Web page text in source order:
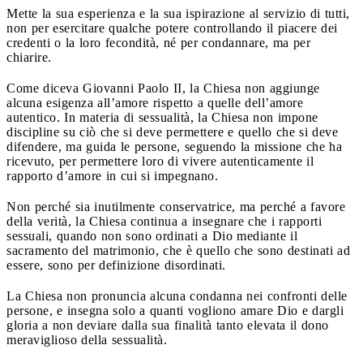
Mette la sua esperienza e la sua ispirazione al servizio di tutti,
non per esercitare qualche potere controllando il piacere dei
credenti o la loro fecondità, né per condannare, ma per
chiarire.
Come diceva Giovanni Paolo II, la Chiesa non aggiunge
alcuna esigenza all’amore rispetto a quelle dell’amore
autentico. In materia di sessualità, la Chiesa non impone
discipline su ciò che si deve permettere e quello che si deve
difendere, ma guida le persone, seguendo la missione che ha
ricevuto, per permettere loro di vivere autenticamente il
rapporto d’amore in cui si impegnano.
Non perché sia inutilmente conservatrice, ma perché a favore
della verità, la Chiesa continua a insegnare che i rapporti
sessuali, quando non sono ordinati a Dio mediante il
sacramento del matrimonio, che è quello che sono destinati ad
essere, sono per definizione disordinati.
La Chiesa non pronuncia alcuna condanna nei confronti delle
persone, e insegna solo a quanti vogliono amare Dio e dargli
gloria a non deviare dalla sua finalità tanto elevata il dono
meraviglioso della sessualità.